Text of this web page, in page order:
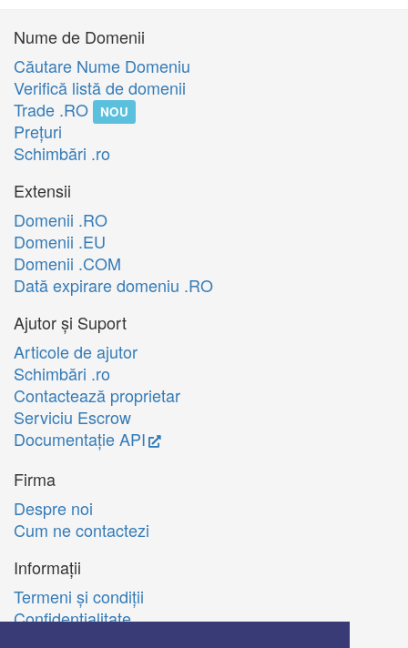
Nume de Domenii
Căutare Nume Domeniu
Verifică listă de domenii
Trade .RO
NOU
Preţuri
Schimbări .ro
Extensii
Domenii .RO
Domenii .EU
Domenii .COM
Dată expirare domeniu .RO
Ajutor și Suport
Articole de ajutor
Schimbări .ro
Contactează proprietar
Serviciu Escrow
Documentație API
Firma
Despre noi
Cum ne contactezi
Informații
Termeni şi condiţii
Confidenţialitate